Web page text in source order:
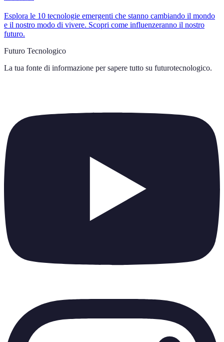
Esplora le 10 tecnologie emergenti che stanno cambiando il mondo
e il nostro modo di vivere. Scopri come influenzeranno il nostro
futuro.
Futuro Tecnologico
La tua fonte di informazione per sapere tutto su futurotecnologico.